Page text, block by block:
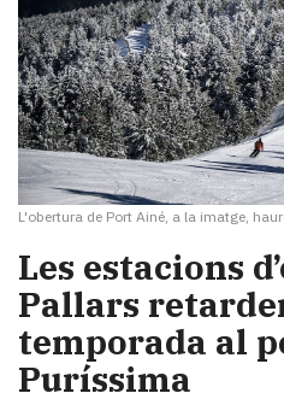
L'obertura de Port Ainé, a la imatge,
Les estacions
Pallars
temporada al
Puríssima